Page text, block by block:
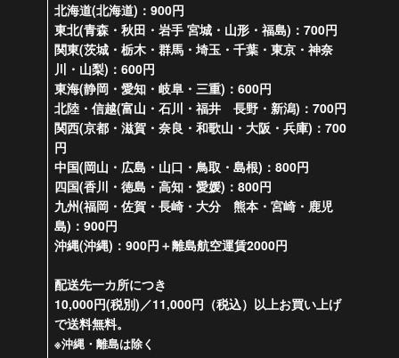
北海道(北海道)：900円
東北(青森・秋田・岩手 宮城・山形・福島)：700円
関東(茨城・栃木・群馬・埼玉・千葉・東京・神奈
川・山梨)：600円
東海(静岡・愛知・岐阜・三重)：600円
北陸・信越(富山・石川・福井 長野・新潟)：700円
関西(京都・滋賀・奈良・和歌山・大阪・兵庫)：700
円
中国(岡山・広島・山口・鳥取・島根)：800円
四国(香川・徳島・高知・愛媛)：800円
九州(福岡・佐賀・長崎・大分 熊本・宮崎・鹿児
島)：900円
沖縄(沖縄)：900円＋離島航空運賃2000円
配送先一カ所につき
10,000円(税別)／11,000円（税込）以上お買い上げ
で送料無料。
※沖縄・離島は除く